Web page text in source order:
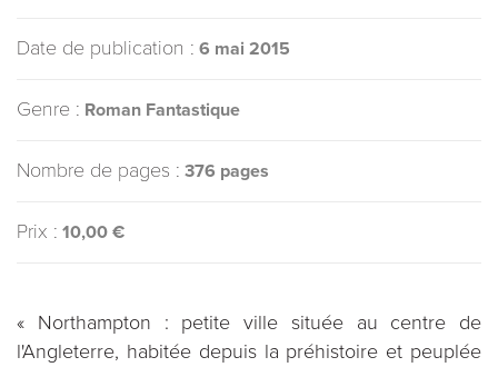
Date de publication : 6 mai 2015
Genre : Roman Fantastique
Nombre de pages : 376 pages
Prix : 10,00 €
« Northampton : petite ville située au centre de
l'Angleterre, habitée depuis la préhistoire et peuplée